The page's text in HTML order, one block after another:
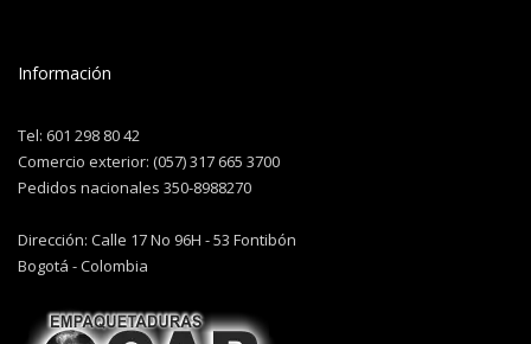
Información
Tel: 601 298 80 42
Comercio exterior: (057) 317 665 3700
Pedidos nacionales 350-8988270
Dirección: Calle 17 No 96H - 53 Fontibón
Bogotá - Colombia